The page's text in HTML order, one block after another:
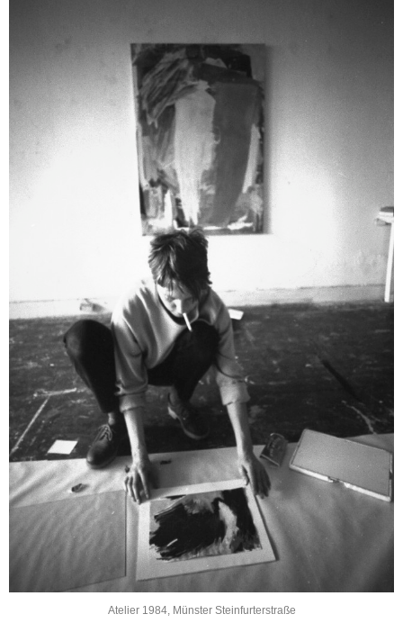
Atelier 1984, Münster Steinfurterstraße